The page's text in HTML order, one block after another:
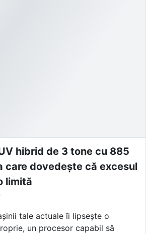
hibrid de 3 tone cu 885
care dovedește că excesul
limită
tale actuale îi lipsește o
un procesor capabil să